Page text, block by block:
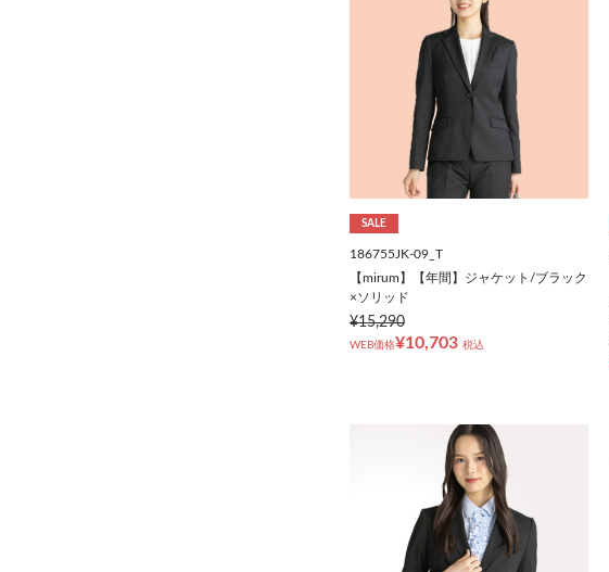
SALE
186755JK-09_T
【mirum】【年間】ジャケット/ブラック
×ソリッド
¥15,290
WEB価格¥10,703 税込